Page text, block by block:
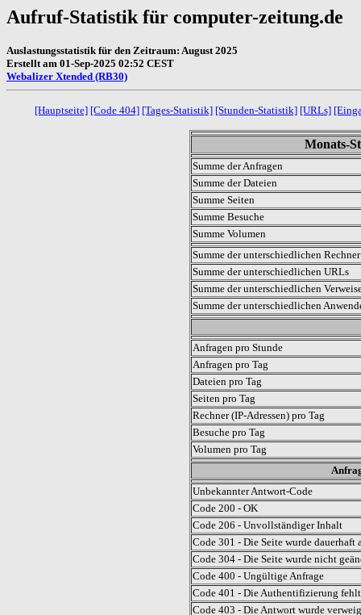
Aufruf-Statistik für computer-zeitung.de
Auslastungsstatistik für den Zeitraum: August 2025
Erstellt am 01-Sep-2025 02:52 CEST
Webalizer Xtended (RB30)
[Hauptseite] [Code 404] [Tages-Statistik] [Stunden-Statistik] [URLs]
Monats-
Summe der Anfragen
Summe der Dateien
Summe Seiten
Summe Besuche
Summe Volumen
Summe der unterschiedlichen
Summe der unterschiedlichen URLs
Summe der unterschiedlichen
Summe der unterschiedlichen
Anfragen pro Stunde
Anfragen pro Tag
Dateien pro Tag
Seiten pro Tag
Rechner (IP-Adressen) pro Tag
Besuche pro Tag
Volumen pro Tag
Unbekannter Antwort-Code
Code 200 - OK
Code 206 - Unvollständiger Inhalt
Code 301 - Die Seite wurde dauerhaft
Code 304 - Die Seite wurde nicht
Code 400 - Ungültige Anfrage
Code 401 - Die Authentifizierung
Code 403 - Die Antwort wurde